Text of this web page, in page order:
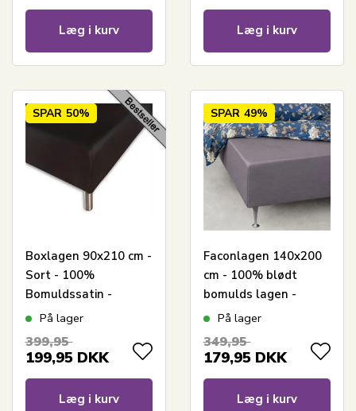
Læg i kurv Læg i kurv
SPAR 50%
Boxlagen 90x210 cm -
Sort - 100%
Bomuldssatin -
Faconlagen til madras
På lager
399,95
199,95 DKK
Læg i kurv
SPAR 49%
Faconlagen 140x200
cm - 100% blødt
bomulds lagen -
Antracit gråt
by Nordstrand Home
På lager
349,95
179,95 DKK
Læg i kurv